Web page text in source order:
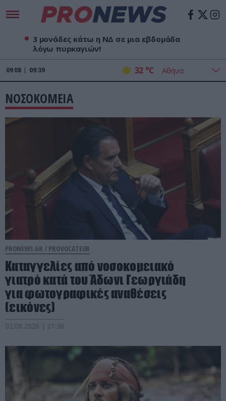
3 μονάδες κάτω η ΝΔ σε μια εβδομάδα
λόγω πυρκαγιών!
09 08 09:39 32 oC
ΝΟΣΟΚΟΜΕΙΑ
PRONEWS.GR / PROVOCATEUR
Καταγγελίες από νοσοκομειακό
γιατρό κατά του Άδωνι Γεωργιάδη
για φωτογραφικές αναθέσεις
(εικόνες)
02.08.2026 | 21:36